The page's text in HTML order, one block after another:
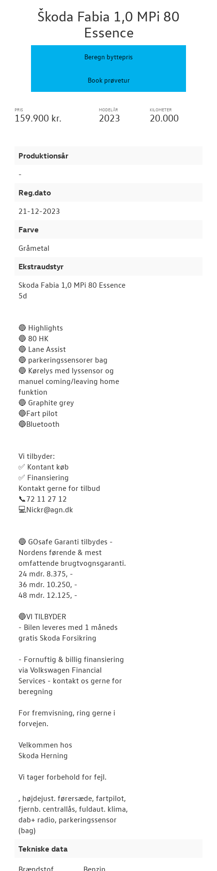
RESERVEDELE
Škoda Fabia 1,0 MPi 80
Essence
Beregn byttepris
Book prøvetur
PRIS
159.900 kr.
MODELÅR
2023
KILOMETER
20.000
Produktionsår
-
Reg.dato
21-12-2023
Farve
Gråmetal
Ekstraudstyr
Skoda Fabia 1,0 MPi 80 Essence
5d
🔵 Highlights
🔵 80 HK
🔵 Lane Assist
🔵 parkeringssensorer bag
🔵 Kørelys med lyssensor og
manuel coming/leaving home
funktion
🔵 Graphite grey
🔵Fart pilot
🔵Bluetooth
Vi tilbyder:
✅ Kontant køb
✅ Finansiering
Kontakt gerne for tilbud
📞72 11 27 12
💻Nickr@agn.dk
🔵 GOsafe Garanti tilbydes -
Nordens førende & mest
omfattende brugtvognsgaranti.
24 mdr. 8.375, -
36 mdr. 10.250, -
48 mdr. 12.125, -
🔵VI TILBYDER
- Bilen leveres med 1 måneds
gratis Skoda Forsikring
- Fornuftig & billig finansiering
via Volkswagen Financial
Services - kontakt os gerne for
beregning
For fremvisning, ring gerne i
forvejen.
Velkommen hos
Skoda Herning
Vi tager forbehold for fejl.
, højdejust. førersæde, fartpilot,
fjernb. centrallås, fuldaut. klima,
dab+ radio, parkeringssensor
(bag)
Tekniske data
Brændstof Benzin